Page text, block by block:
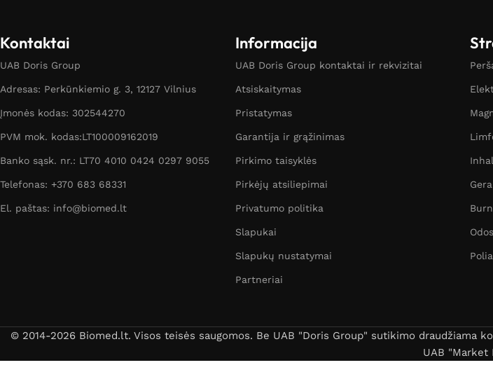
Kontaktai
UAB Doris Group
Adresas: Perkūnkiemio g. 3, 12127 Vilnius
Įmonės kodas: 302544270
PVM mok. kodas:LT100009162019
Banko sąsk. nr.: LT70 4010 0424 0297 9055
Telefonas: +370 683 68331
El. paštas: info@biomed.lt
Informacija
UAB Doris Group kontaktai ir rekvizitai
Atsiskaitymas
Pristatymas
Garantija ir grąžinimas
Pirkimo taisyklės
Pirkėjų atsiliepimai
Privatumo politika
Slapukai
Slapukų nustatymai
Partneriai
© 2014-2026 Biomed.lt. Visos teisės saugomos. Be UAB "Doris Group" sutikimo
UAB "Market